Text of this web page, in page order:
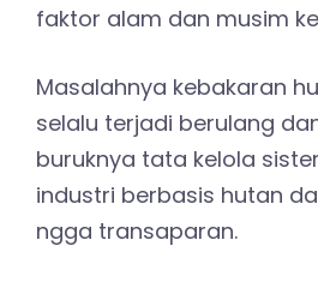
faktor alam dan musim
Masalahnya kebakaran
selalu terjadi berulang
buruknya tata kelola
industri berbasis hutan
ngga transaparan.